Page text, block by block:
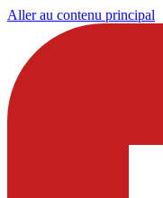
Aller au contenu principal